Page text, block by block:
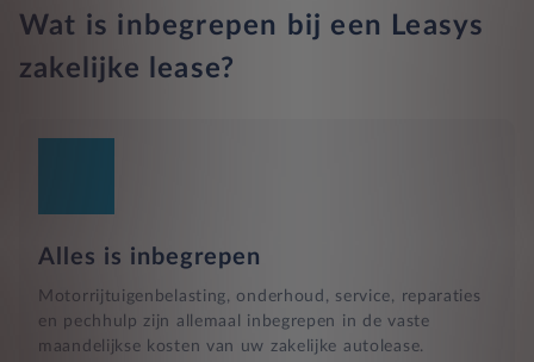
Wat is inbegrepen bij een Leasys
zakelijke lease?
Alles is inbegrepen
Motorrijtuigenbelasting, onderhoud, service, reparaties
en pechhulp zijn allemaal inbegrepen in de vaste
maandelijkse kosten van uw zakelijke autolease.